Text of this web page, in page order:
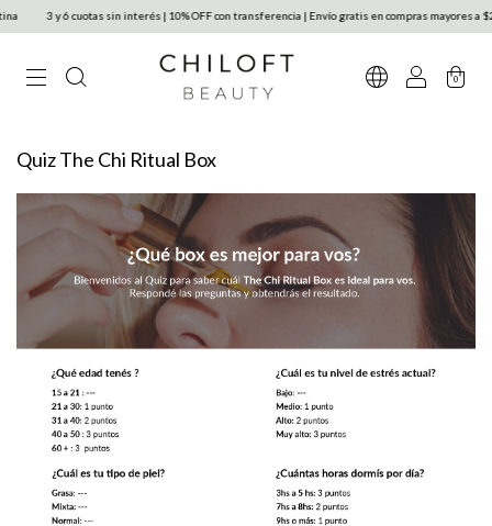
3 y 6 cuotas sin interés | 10% OFF con transferencia | Envío gratis en compras mayores a
0
Quiz The Chi Ritual Box